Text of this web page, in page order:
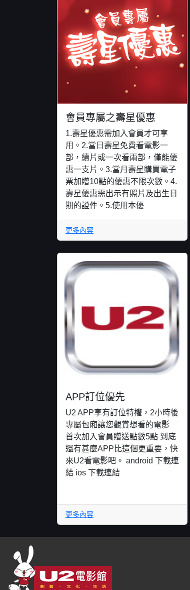
會員專屬之壽星優惠
1.壽星優惠需加入會員才可享
用。2.當日壽星免費看電影一
部，續片或一次看兩部，僅能優
惠一支片。3.當月壽星購買電子
票加贈10點的優惠不限次數。4.
壽星優惠需出示有照片及出生日
期的證件。5.使用本優
更多內容
APP訂位優先
U2 APP享有訂位特權，2小時後
專屬包廂讓您觀賞想看的電影
首次加入會員贈送點數5點 到底
還有甚麼APP比這個更重要，快
來U2看電影吧。 android 下載連
結 ios 下載連結
更多內容